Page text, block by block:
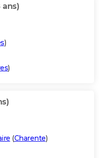
ans)
)
)
(Charente)